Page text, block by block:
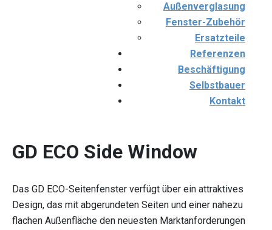
Außenverglasung
Fenster-Zubehör
Ersatzteile
Referenzen
Beschäftigung
Selbstbauer
Kontakt
GD ECO Side Window
Das GD ECO-Seitenfenster verfügt über ein attraktives
Design, das mit abgerundeten Seiten und einer nahezu
flachen Außenfläche den neuesten Marktanforderungen